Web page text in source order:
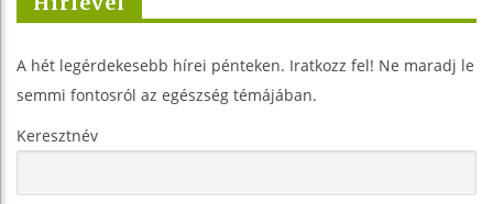
A hét legérdekesebb hírei pénteken. Iratkozz fel! Ne maradj le
semmi fontosról az egészség témájában.
Keresztnév